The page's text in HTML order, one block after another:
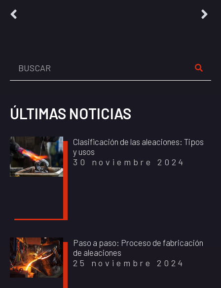
ÚLTIMAS NOTICIAS
Clasificación de las aleaciones: Tipos
y usos
30 noviembre 2024
Paso a paso: Proceso de fabricación
de aleaciones
25 noviembre 2024